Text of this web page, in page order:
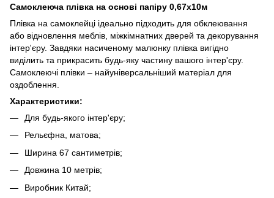
Самоклеюча плівка на основі папіру 0,67х10м
Плівка на самоклейці ідеально підходить для обклеювання
або відновлення меблів, міжкімнатних дверей та декорування
інтер'єру. Завдяки насиченому малюнку плівка вигідно
виділить та прикрасить будь-яку частину вашого інтер'єру.
Самоклеючі плівки – найуніверсальніший матеріал для
оздоблення.
Характеристики:
Для будь-якого інтер'єру;
Рельєфна, матова;
Ширина 67 сантиметрів;
Довжина 10 метрів;
Виробник Китай;